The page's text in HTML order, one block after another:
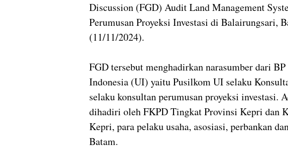
Discussion (FGD) Audit Land Management
Perumusan Proyeksi Investasi di Balairungsari,
(11/11/2024).
FGD tersebut menghadirkan narasumber dari
Indonesia (UI) yaitu Pusilkom UI selaku
selaku konsultan perumusan proyeksi investasi.
dihadiri oleh FKPD Tingkat Provinsi Kepri dan
Kepri, para pelaku usaha, asosiasi, perbankan
Batam.